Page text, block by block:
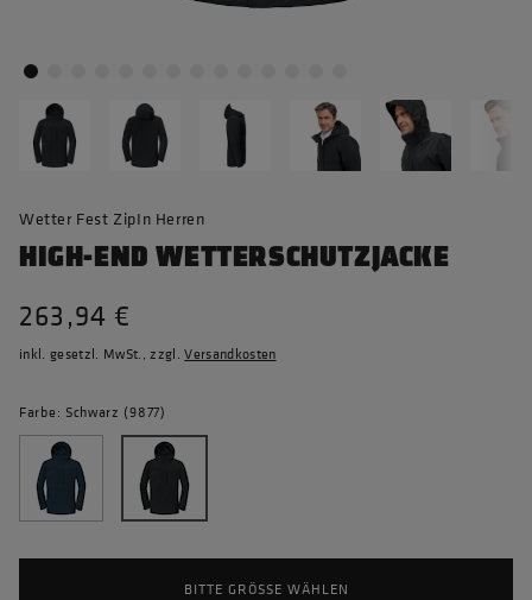
Wetter Fest ZipIn Herren
HIGH-END WETTERSCHUTZJACKE
263,94 €
inkl. gesetzl. MwSt., zzgl.Versandkosten
Farbe: Schwarz (9877)
BITTE GRÖSSE WÄHLEN